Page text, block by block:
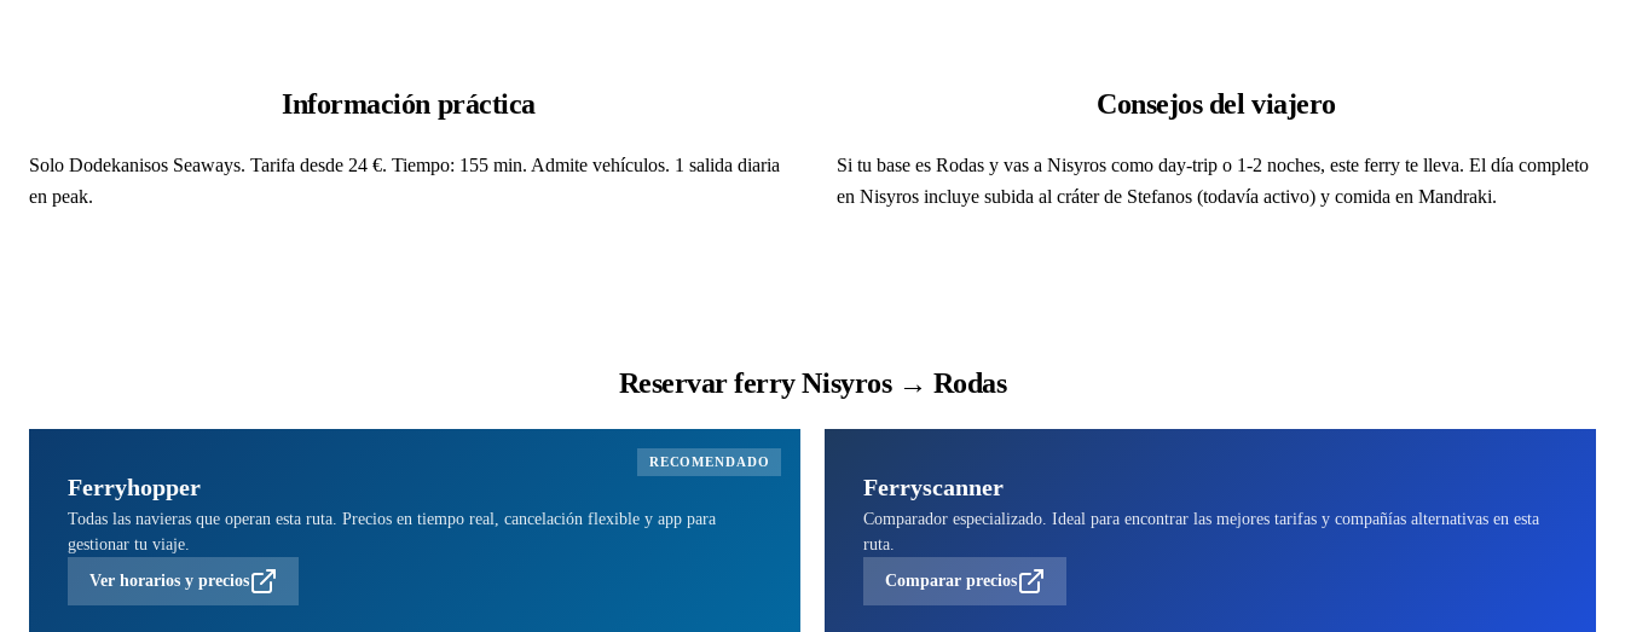
Información práctica
Solo Dodekanisos Seaways. Tarifa desde 24 €. Tiempo: 155 min. Admite vehículos. 1 salida diaria
en peak.
Consejos del viajero
Si tu base es Rodas y vas a Nisyros como day-trip o 1-2 noches, este ferry te lleva. El día completo
en Nisyros incluye subida al cráter de Stefanos (todavía activo) y comida en Mandraki.
Reservar ferry Nisyros → Rodas
RECOMENDADO
Ferryhopper
Todas las navieras que operan esta ruta. Precios en tiempo real, cancelación flexible y app para
gestionar tu viaje.
Ver horarios y precios
Ferryscanner
Comparador especializado. Ideal para encontrar las mejores tarifas y compañías alternativas en esta
ruta.
Comparar precios